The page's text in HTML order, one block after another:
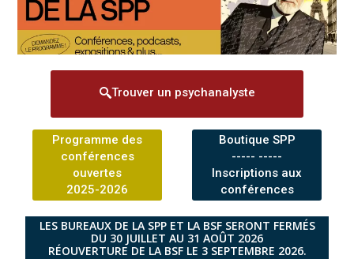
Trouver un psychanalyste
Programme des
conférences
ouvertes
2025-2026
Boutique SPP
----- -----
Inscriptions aux
conférences
LES BUREAUX DE LA SPP ET LA BSF SERONT FERMÉS
DU 30 JUILLET AU 31 AOÛT 2026
RÉOUVERTURE DE LA BSF LE 3 SEPTEMBRE 2026.